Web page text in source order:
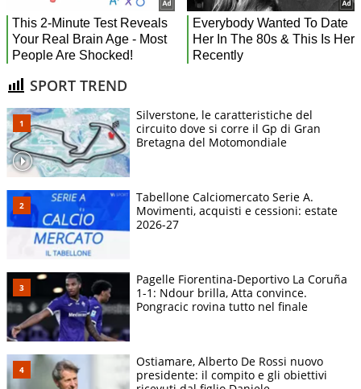
SPORT TREND
Silverstone, le caratteristiche del
circuito dove si corre il Gp di Gran
Bretagna del Motomondiale
Tabellone Calciomercato Serie A.
Movimenti, acquisti e cessioni: estate
2026-27
Pagelle Fiorentina-Deportivo La Coruña
1-1: Ndour brilla, Atta convince.
Pongracic rovina tutto nel finale
Ostiamare, Alberto De Rossi nuovo
presidente: il compito e gli obiettivi